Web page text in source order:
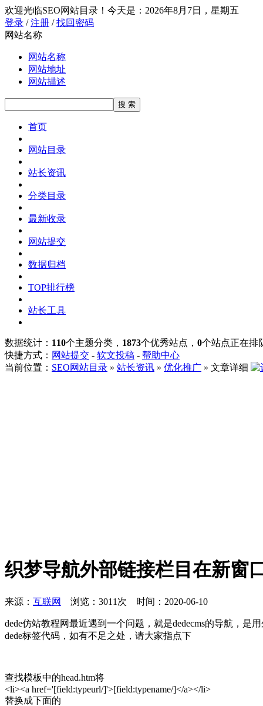
欢迎光临SEO网站目录！ 今天是：2026年8月7日，星期五
登录 /注册 /找回密码
网站名称
网站名称
网站地址
网站描述
首页
网站目录
站长资讯
分类目录
最新收录
网站提交
数据归档
TOP排行榜
站长工具
数据统计： 110个主题分类， 1873个优秀站点， 0个站点正在排
快捷方式： 网站提交 - 软文投稿 - 帮助中心
当前位置： SEO网站目录 » 站长资讯 » 优化推广 » 文章详细
织梦导航外部链接栏目在新窗
来源： 互联网 浏览：3011次 时间：2020-06-10
dede仿站教程网最近遇到一个问题，就是dedecms的导航，
dede标签代码，如有不足之处，请大家指点下
查找模板中的head.htm将
<li><a href='[field:typeurl/]'>[field:typename/]</a></li>
替换成下面的